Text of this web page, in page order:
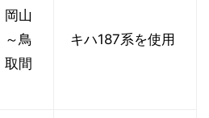
岡山
～鳥
取間
キハ187系を使用